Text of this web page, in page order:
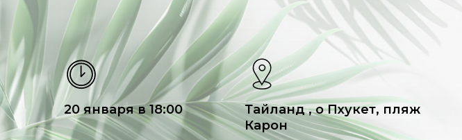
20 января в 18:00
Тайланд , о Пхукет, пляж
Карон